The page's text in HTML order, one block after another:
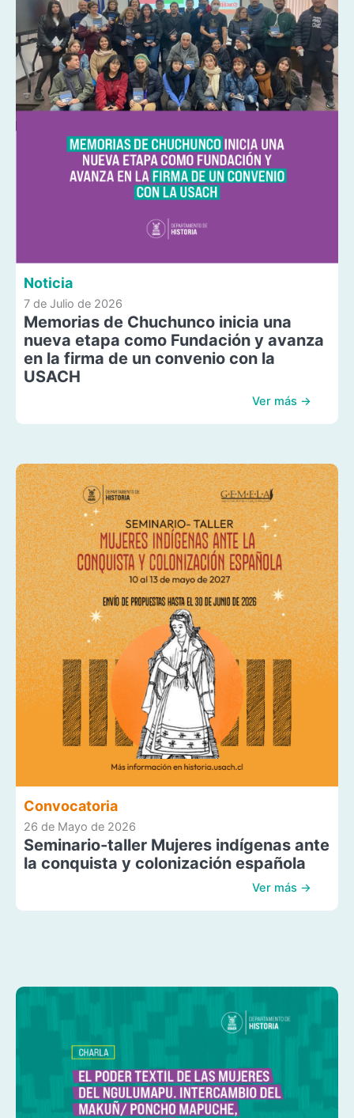
Noticia
7 de Julio de 2026
Memorias de Chuchunco inicia una
nueva etapa como Fundación y avanza
en la firma de un convenio con la
USACH
Ver más →
Convocatoria
26 de Mayo de 2026
Seminario-taller Mujeres indígenas ante
la conquista y colonización española
Ver más →